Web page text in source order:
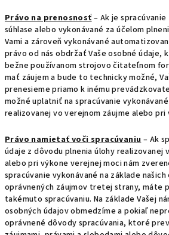
Právo na prenosnosť– Ak je spracúvanie
súhlase alebo vykonávané za účelom
Vami a zároveň vykonávané
právo od nás obdržať Vaše osobné údaje,
bežne používanom strojovo čitateľnom
mať záujem a bude to technicky možné,
prenesieme priamo k inému
možné uplatniť na spracúvanie
realizovanej vo verejnom záujme alebo
Právo namietať voči spracúvaniu– Ak
údaje z dôvodu plnenia úlohy realizovanej
alebo pri výkone verejnej moci nám
spracúvanie vykonávané na základe
oprávnených záujmov tretej strany, máte
takémuto spracúvaniu. Na základe Vašej
osobných údajov obmedzíme a pokiaľ
oprávnené dôvody spracúvania, ktoré